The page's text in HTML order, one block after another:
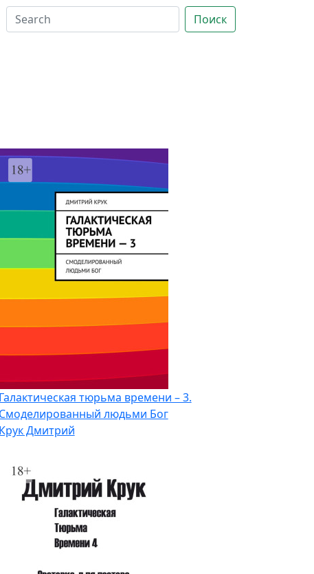
Поиск
Галактическая тюрьма времени – 3.
Смоделированный людьми Бог
Крук Дмитрий